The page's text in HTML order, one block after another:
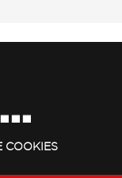
COOKIES